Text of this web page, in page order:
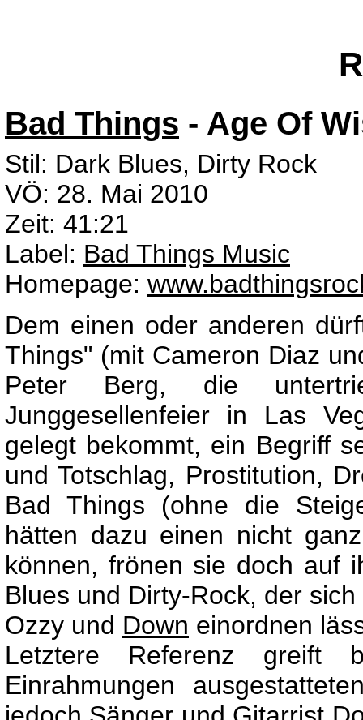
Bad Things - Age Of
Stil: Dark Blues, Dirty Rock
VÖ: 28. Mai 2010
Zeit: 41:21
Label: Bad Things Music
Homepage:
Dem einen oder anderen
Things" (mit Cameron Diaz
Peter Berg, die
Junggesellenfeier in Las
gelegt bekommt, ein Begriff
und Totschlag, Prostitution,
Bad Things (ohne die
hätten dazu einen nicht
können, frönen sie doch auf
Blues und Dirty-Rock, der
Ozzy und Down einordnen
Letztere Referenz greift
Einrahmungen